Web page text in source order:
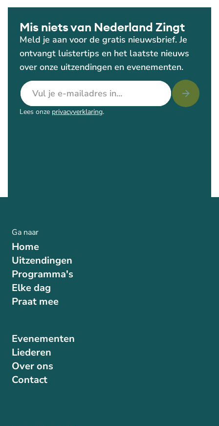
Mis niets van Nederland Zingt
Meld je aan voor de gratis nieuwsbrief. Je
ontvangt luistertips en het laatste nieuws
over onze uitzendingen en evenementen.
E-mailadres
Lees onze privacyverklaring.
Ga naar
Home
Uitzendingen
Programma's
Elke dag
Praat mee
Evenementen
Liederen
Over ons
Contact